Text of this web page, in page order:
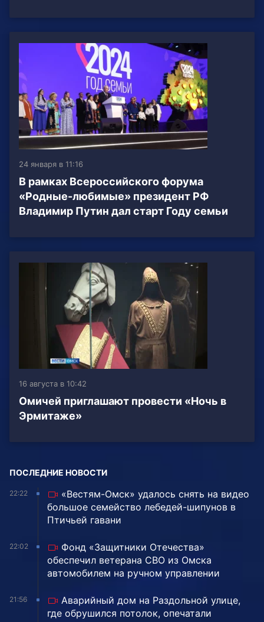
24 января в 11:16
В рамках Всероссийского форума
«Родные-любимые» президент РФ
Владимир Путин дал старт Году семьи
16 августа в 10:42
Омичей приглашают провести «Ночь в
Эрмитаже»
ПОСЛЕДНИЕ НОВОСТИ
22:22
«Вестям-Омск» удалось снять на видео
большое семейство лебедей-шипунов в
Птичьей гавани
22:02
Фонд «Защитники Отечества»
обеспечил ветерана СВО из Омска
автомобилем на ручном управлении
21:56
Аварийный дом на Раздольной улице,
где обрушился потолок, опечатали